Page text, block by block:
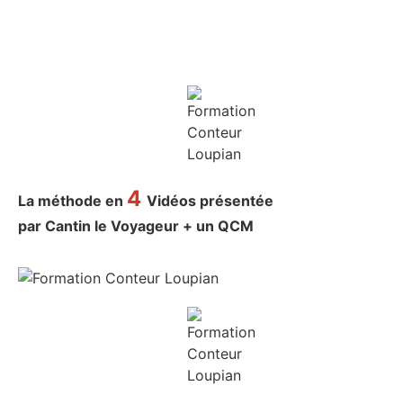
La méthode en 4 Vidéos présentée
par Cantin le Voyageur + un QCM